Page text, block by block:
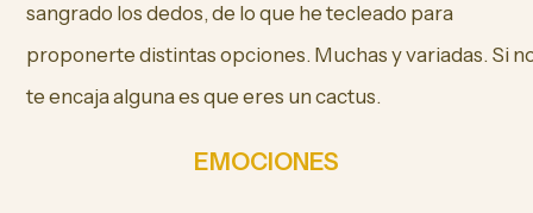
sangrado los dedos, de lo que he tecleado para
proponerte distintas opciones. Muchas y variadas. Si
te encaja alguna es que eres un cactus.
EMOCIONES